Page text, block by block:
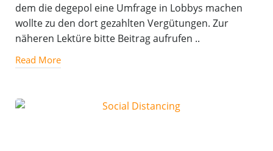
dem die degepol eine Umfrage in Lobbys machen
wollte zu den dort gezahlten Vergütungen. Zur
näheren Lektüre bitte Beitrag aufrufen ..
Read More